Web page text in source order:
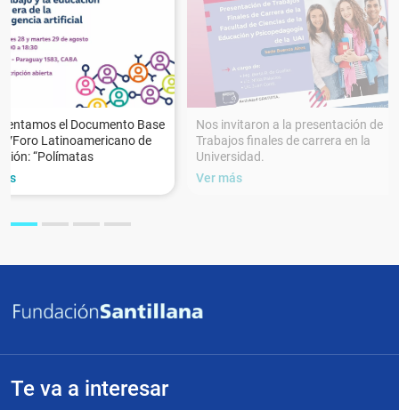
el Documento Base
Latinoamericano de
“Polímatas
Nos invitaron a la presentación de
Trabajos finales de carrera en la
Universidad.
Ver más
Te va a interesar